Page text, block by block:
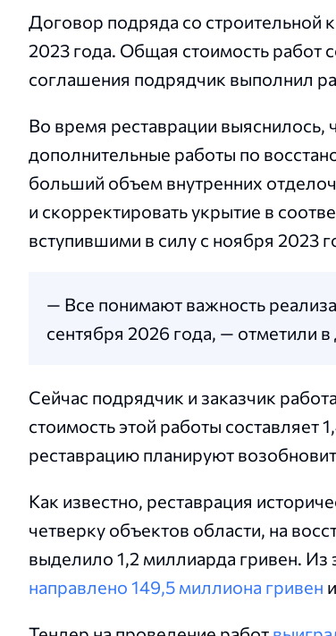
Договор подряда со
2023 года. Общая стоимость работ
соглашения подрядчик выполнил
Во время реставрации выяснилось,
дополнительные работы по
больший объем внутренних
и скорректировать укрытие в
вступившими в силу с ноября 2023
— Все понимают важность
сентября 2026 года, — отметили
Сейчас подрядчик и заказчик
стоимость этой работы составляет
реставрацию планируют
Как известно, реставрация
четверку объектов области, на
выделило 1,2 миллиарда гривен. Из
направлено 149,5 миллиона гривен